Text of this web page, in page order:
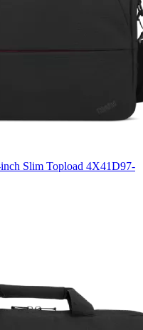
Slim Topload 4X41D97-